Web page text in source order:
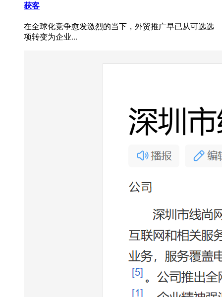
获客
在全球化竞争愈发激烈的当下，外贸推广早已从可选选
项转变为企业...